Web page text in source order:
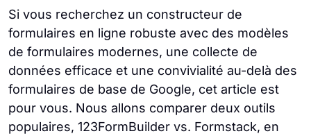
Si vous recherchez un constructeur de
formulaires en ligne robuste avec des modèles
de formulaires modernes, une collecte de
données efficace et une convivialité au-delà des
formulaires de base de Google, cet article est
pour vous. Nous allons comparer deux outils
populaires, 123FormBuilder vs. Formstack, en